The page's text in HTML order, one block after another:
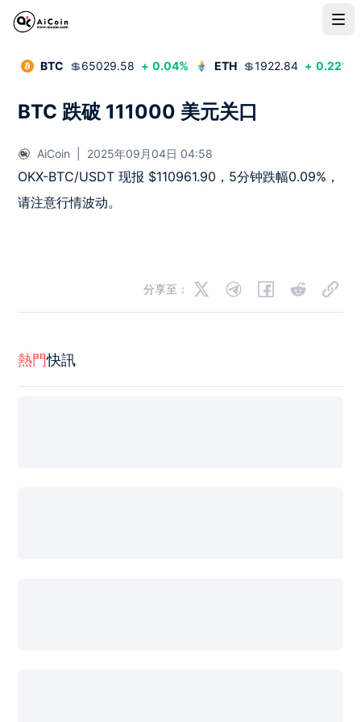
BTC 💲65029.58 + 0.04% ETH 💲1922.84 + 0.22%
BTC 跌破 111000 美元关口
AiCoin 2025年09月04日 04:58
OKX-BTC/USDT 现报 $110961.90，5分钟跌幅0.09%，
请注意行情波动。
分享至：
熱門快訊